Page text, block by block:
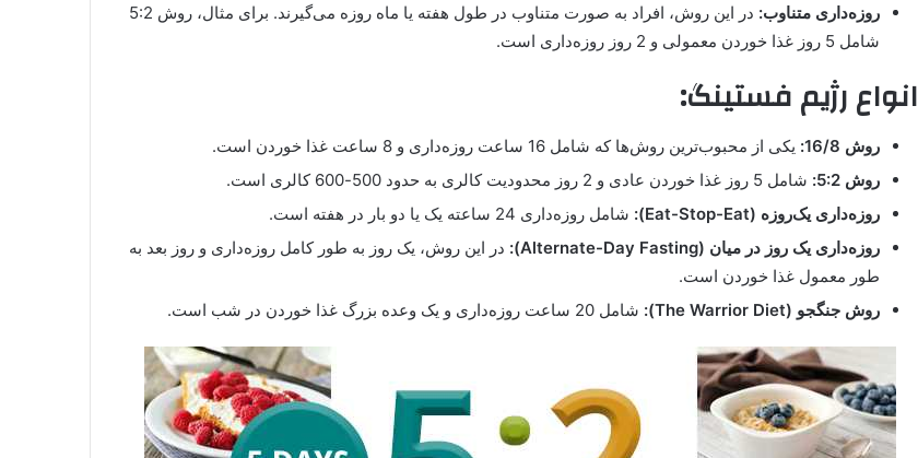
روزه‌داری متناوب:
در این روش، افراد به صورت متناوب در طول هفته یا ماه روزه می‌گیرند. برای مثال، روش 5:2
شامل 5 روز غذا خوردن معمولی و 2 روز روزه‌داری است.
انواع رژیم فستینگ:
روش 16/8:
یکی از محبوب‌ترین روش‌ها که شامل 16 ساعت روزه‌داری و 8 ساعت غذا خوردن است.
روش 5:2:
شامل 5 روز غذا خوردن عادی و 2 روز محدودیت کالری به حدود 500-600 کالری است.
روزه‌داری یک‌روزه (Eat-Stop-Eat):
شامل روزه‌داری 24 ساعته یک یا دو بار در هفته است.
روزه‌داری یک روز در میان (Alternate-Day Fasting):
در این روش، یک روز به طور کامل روزه‌داری و روز بعد به
طور معمول غذا خوردن است.
روش جنگجو (The Warrior Diet):
شامل 20 ساعت روزه‌داری و یک وعده بزرگ غذا خوردن در شب است.